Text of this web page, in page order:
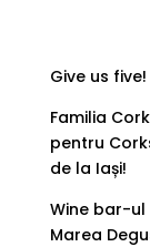
Give us five!
Familia
pentru
de la Iași!
Wine bar-
Marea